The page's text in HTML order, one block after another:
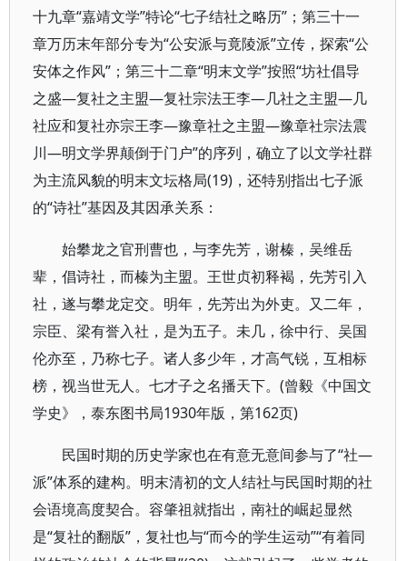
十九章“嘉靖文学”特论“七子结社之略历”；第三十一
章万历末年部分专为“公安派与竟陵派”立传，探索“公
安体之作风”；第三十二章“明末文学”按照“坊社倡导
之盛—复社之主盟—复社宗法王李—几社之主盟—几
社应和复社亦宗王李—豫章社之主盟—豫章社宗法震
川—明文学界颠倒于门户”的序列，确立了以文学社群
为主流风貌的明末文坛格局(19)，还特别指出七子派
的“诗社”基因及其因承关系：
始攀龙之官刑曹也，与李先芳，谢榛，吴维岳
辈，倡诗社，而榛为主盟。王世贞初释褐，先芳引入
社，遂与攀龙定交。明年，先芳出为外吏。又二年，
宗臣、梁有誉入社，是为五子。未几，徐中行、吴国
伦亦至，乃称七子。诸人多少年，才高气锐，互相标
榜，视当世无人。七才子之名播天下。(曾毅《中国文
学史》，泰东图书局1930年版，第162页)
民国时期的历史学家也在有意无意间参与了“社—
派”体系的建构。明末清初的文人结社与民国时期的社
会语境高度契合。容肇祖就指出，南社的崛起显然
是“复社的翻版”，复社也与“而今的学生运动”“有着同